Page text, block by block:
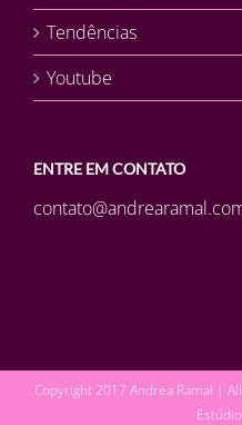
Tendências
Youtube
ENTRE EM CONTATO
Copyright 2017 Andrea Ramal |